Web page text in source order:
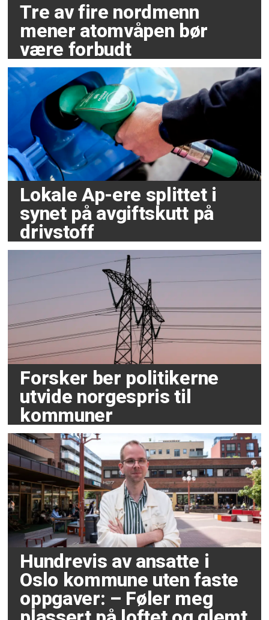
Tre av fire nordmenn
mener atomvåpen bør
være forbudt
Lokale Ap-ere splittet i
synet på avgiftskutt på
drivstoff
Forsker ber politikerne
utvide norgespris til
kommuner
Hundrevis av ansatte i
Oslo kommune uten faste
oppgaver: – Føler meg